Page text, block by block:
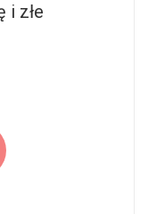
i złe